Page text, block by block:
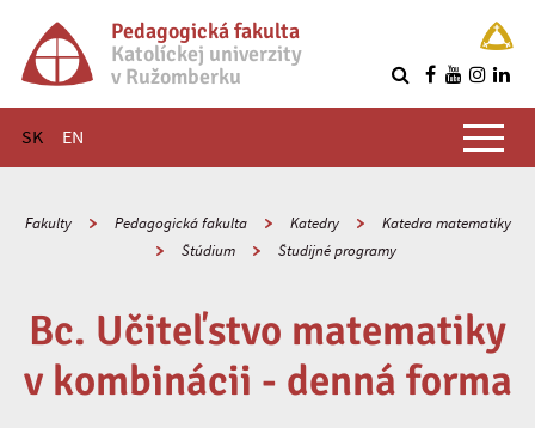
Pedagogická fakulta
Katolíckej univerzity
v Ružomberku
SK EN
Hlavné menu
Fakulty Pedagogická fakulta Katedry
Katedra matematiky
Štúdium
Študijné programy
Bc. Učiteľstvo matematiky
v kombinácii - denná forma